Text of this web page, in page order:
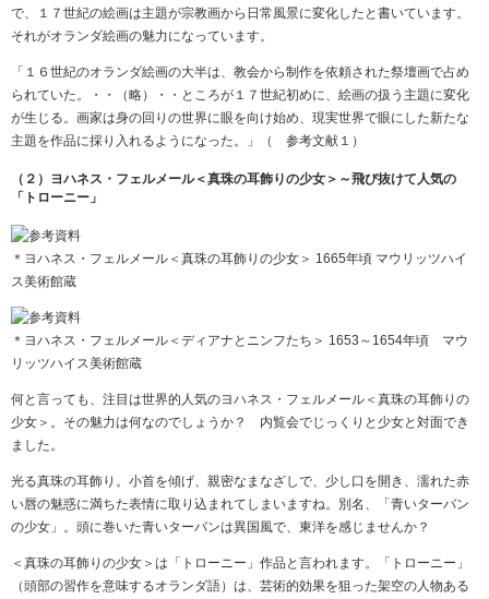
で、１７世紀の絵画は主題が宗教画から日常風景に変化したと書いています。
それがオランダ絵画の魅力になっています。
「１６世紀のオランダ絵画の大半は、教会から制作を依頼された祭壇画で占め
られていた。・・（略）・・ところが１７世紀初めに、絵画の扱う主題に変化
が生じる。画家は身の回りの世界に眼を向け始め、現実世界で眼にした新たな
主題を作品に採り入れるようになった。」（ 参考文献１）
（２）ヨハネス・フェルメール＜真珠の耳飾りの少女＞～飛び抜けて人気の
「トローニー」
＊ヨハネス・フェルメール＜真珠の耳飾りの少女＞ 1665年頃 マウリッツハイ
ス美術館蔵
＊ヨハネス・フェルメール＜ディアナとニンフたち＞ 1653～1654年頃 マウ
リッツハイス美術館蔵
何と言っても、注目は世界的人気のヨハネス・フェルメール＜真珠の耳飾りの
少女＞。その魅力は何なのでしょうか？ 内覧会でじっくりと少女と対面でき
ました。
光る真珠の耳飾り。小首を傾げ、親密なまなざしで、少し口を開き、濡れた赤
い唇の魅惑に満ちた表情に取り込まれてしまいますね。別名、「青いターバン
の少女」。頭に巻いた青いターバンは異国風で、東洋を感じませんか？
＜真珠の耳飾りの少女＞は「トローニー」作品と言われます。「トローニー」
（頭部の習作を意味するオランダ語）は、芸術的効果を狙った架空の人物ある